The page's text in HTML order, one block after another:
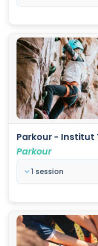
Parkour - Institut
Parkour
1 session